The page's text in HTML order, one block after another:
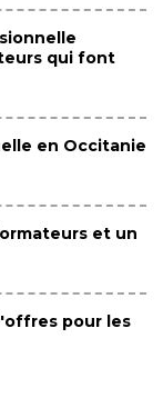
qui font
en Occitanie
et un
pour les